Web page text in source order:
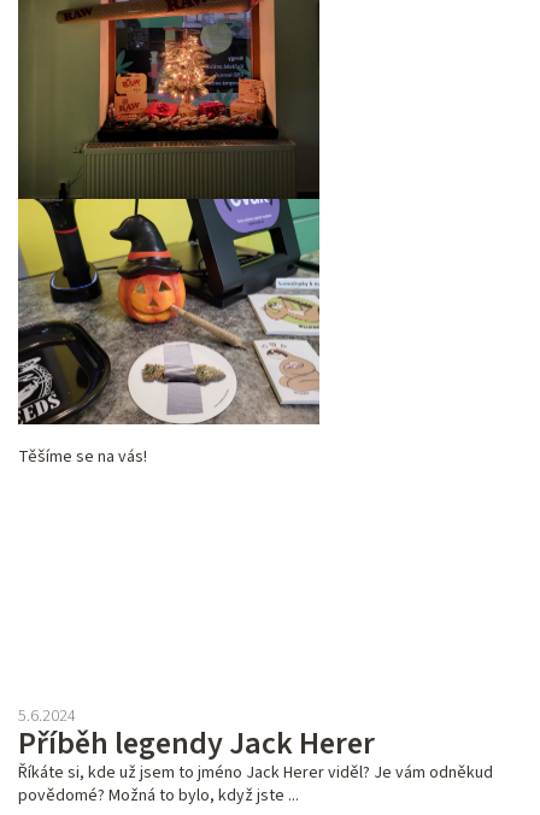
Těšíme se na vás!
Příběh legendy Jack Herer
5.6.2024
Říkáte si, kde už jsem to jméno Jack Herer viděl? Je vám odněkud
povědomé? Možná to bylo, když jste ...